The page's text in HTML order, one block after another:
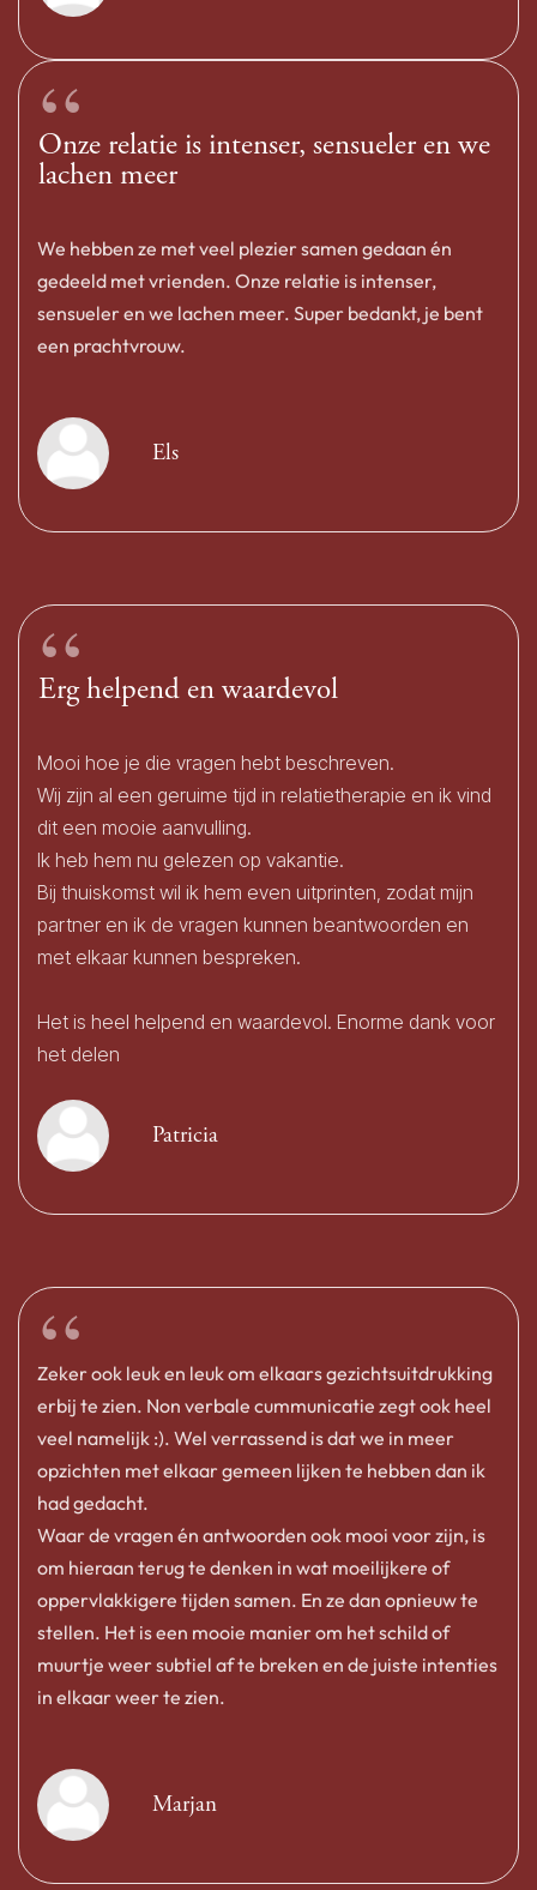
“
Onze relatie is intenser, sensueler en we
lachen meer
We hebben ze met veel plezier samen gedaan én
gedeeld met vrienden. Onze relatie is intenser,
sensueler en we lachen meer. Super bedankt, je bent
een prachtvrouw.
Els
“
Erg helpend en waardevol
Mooi hoe je die vragen hebt beschreven.
Wij zijn al een geruime tijd in relatietherapie en ik vind
dit een mooie aanvulling.
Ik heb hem nu gelezen op vakantie.
Bij thuiskomst wil ik hem even uitprinten, zodat mijn
partner en ik de vragen kunnen beantwoorden en
met elkaar kunnen bespreken.
Het is heel helpend en waardevol. Enorme dank voor
het delen
Patricia
“
Zeker ook leuk en leuk om elkaars gezichtsuitdrukking
erbij te zien. Non verbale cummunicatie zegt ook heel
veel namelijk :). Wel verrassend is dat we in meer
opzichten met elkaar gemeen lijken te hebben dan ik
had gedacht.
Waar de vragen én antwoorden ook mooi voor zijn, is
om hieraan terug te denken in wat moeilijkere of
oppervlakkigere tijden samen. En ze dan opnieuw te
stellen. Het is een mooie manier om het schild of
muurtje weer subtiel af te breken en de juiste intenties
in elkaar weer te zien.
Marjan